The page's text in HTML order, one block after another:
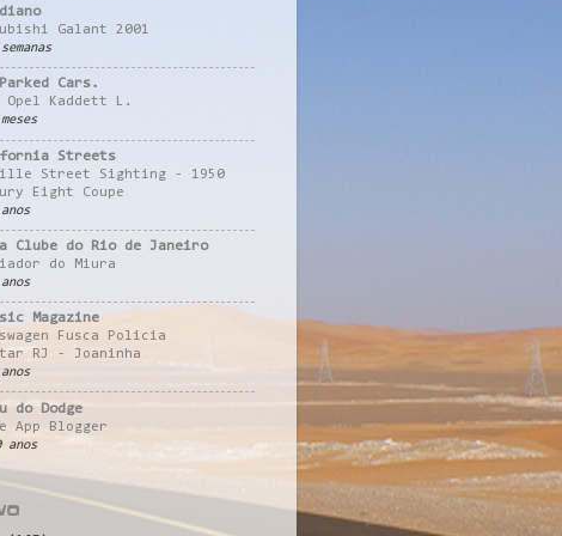
Galant 2001
Cars.
Opel Kaddett L.
Streets
Street Sighting - 1950
Eight Coupe
Clube do Rio de Janeiro
do Miura
Magazine
Fusca Policia
RJ - Joaninha
do Dodge
App Blogger
anos